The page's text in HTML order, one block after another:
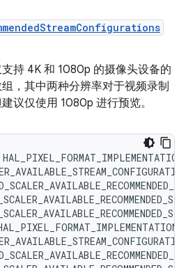
持 4K 和 1080p 的摄像头设备的
，其中两种分辨率对于视频录制
议仅使用 1080p 进行预览。